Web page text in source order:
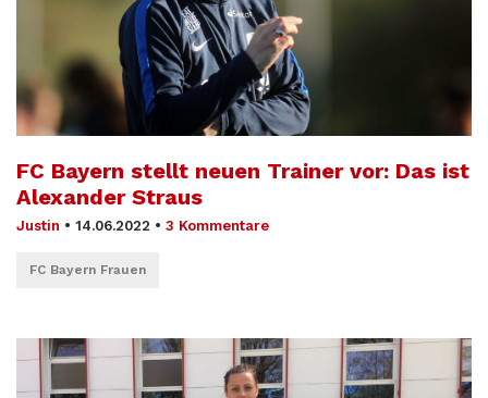
FC Bayern stellt neuen Trainer vor: Das ist
Alexander Straus
Justin • 14.06.2022 • 3 Kommentare
FC Bayern Frauen